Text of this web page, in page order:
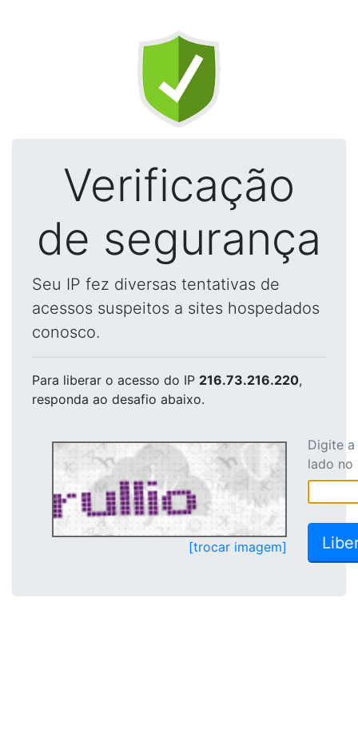
Verificação
de segurança
Seu IP fez diversas tentativas de
acessos suspeitos a sites hospedados
conosco.
Para liberar o acesso do IP 216.73.216.220,
responda ao desafio abaixo.
[trocar imagem]
Digite
lado no